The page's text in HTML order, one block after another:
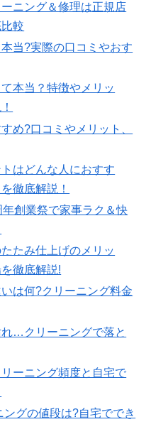
ニング＆修理は正規店
較
当?実際の口コミやおす
本当？特徴やメリッ
め?口コミやメリット、
はどんな人におすす
徹底解説！
創業祭で家事ラク＆快
たみ仕上げのメリッ
徹底解説!
は何?クリーニング料金
…クリーニングで落と
ーニング頻度と自宅で
グの値段は?自宅ででき